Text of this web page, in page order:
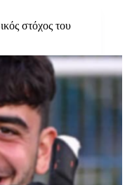
στόχος του